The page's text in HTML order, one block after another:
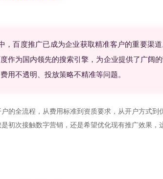
，百度推广已成为企业获取精准客户的重要渠
作为国内领先的搜索引擎，为企业提供了广阔
用不透明、投放策略不精准等问题。
的全流程，从费用标准到资质要求，从开户方式
初次接触数字营销，还是希望优化现有推广效果，